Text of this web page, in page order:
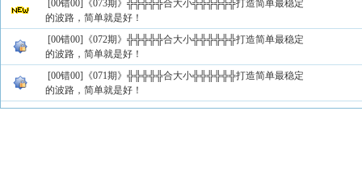
[00错00]《073期》╬╬╬╬╬合大小╬╬╬╬╬╬打造简单最稳定
的波路，简单就是好！
[00错00]《072期》╬╬╬╬╬合大小╬╬╬╬╬╬打造简单最稳定
的波路，简单就是好！
[00错00]《071期》╬╬╬╬╬合大小╬╬╬╬╬╬打造简单最稳定
的波路，简单就是好！